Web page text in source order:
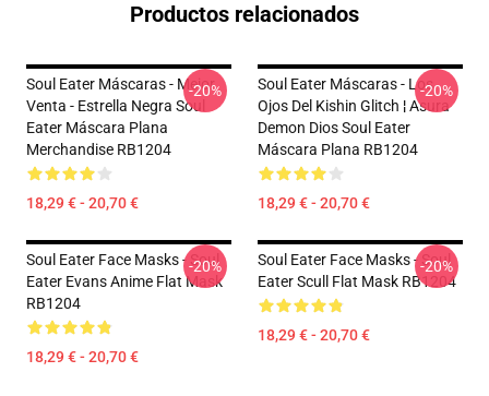
Productos relacionados
Soul Eater Máscaras - Mejor
Venta - Estrella Negra Soul
Eater Máscara Plana
Merchandise RB1204
18,29 € - 20,70 €
-20%
Soul Eater Máscaras - Los
Ojos Del Kishin Glitch ¦ Asura
Demon Dios Soul Eater
Máscara Plana RB1204
18,29 € - 20,70 €
-20%
Soul Eater Face Masks - Soul
Eater Evans Anime Flat Mask
RB1204
18,29 € - 20,70 €
-20%
Soul Eater Face Masks - Soul
Eater Scull Flat Mask RB1204
18,29 € - 20,70 €
-20%